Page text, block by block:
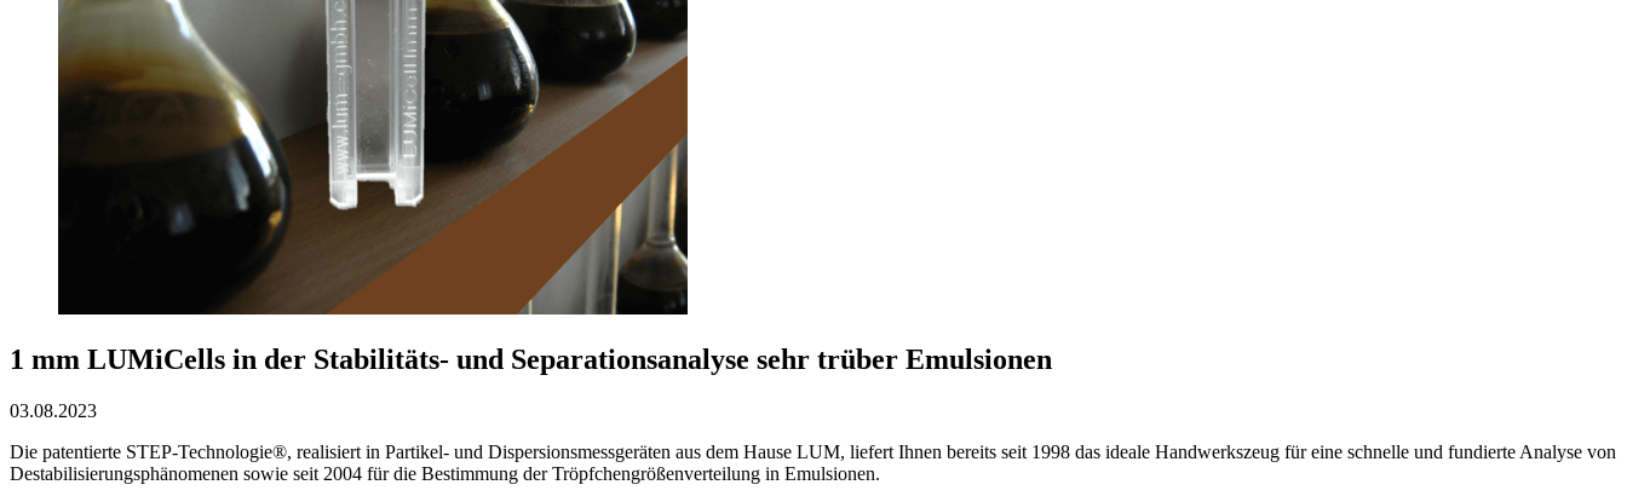
1 mm LUMiCells in der Stabilitäts- und Separationsanalyse sehr trüber Emulsionen
03.08.2023
Die patentierte STEP-Technologie®, realisiert in Partikel- und Dispersionsmessgeräten aus dem Hause LUM, liefert Ihnen bereits seit 1998 das ideale Handwerkszeug für eine schnelle und fundierte Analyse von
Destabilisierungsphänomenen sowie seit 2004 für die Bestimmung der Tröpfchengrößenverteilung in Emulsionen.